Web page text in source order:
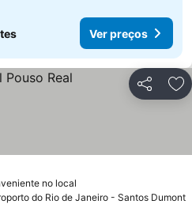
Ver preços
Partilhar
no local
do Rio de Janeiro - Santos Dumont